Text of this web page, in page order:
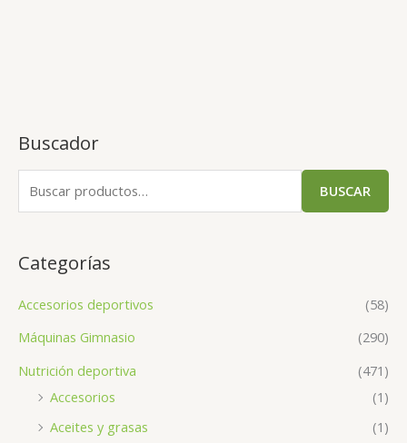
Buscador
BUSCAR
Categorías
Accesorios deportivos
(58)
Máquinas Gimnasio
(290)
Nutrición deportiva
(471)
Accesorios
(1)
Aceites y grasas
(1)